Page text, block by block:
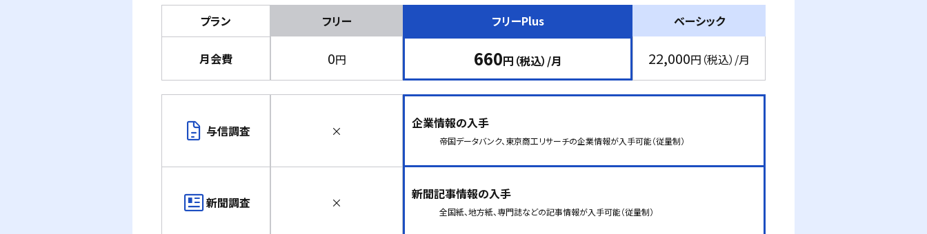
プラン フリー フリーPlus ベーシック
月会費 0円 660円（税込）/月 22,000円（税込）/月
docs 与信調査 × 企業情報の入手
帝国データバンク、東京商工リサーチの企業情報が入手可能（従量制）
newsmode新聞調査 ×
新聞記事情報の入手
全国紙、地方紙、専門誌などの記事情報が入手可能（従量制）